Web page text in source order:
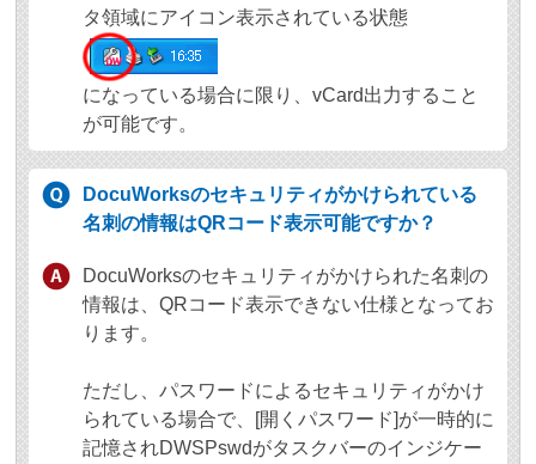
タ領域にアイコン表示されている状態
になっている場合に限り、vCard出力すること
が可能です。
DocuWorksのセキュリティがかけられている
名刺の情報はQRコード表示可能ですか？
DocuWorksのセキュリティがかけられた名刺の
情報は、QRコード表示できない仕様となってお
ります。
ただし、パスワードによるセキュリティがかけ
られている場合で、[開くパスワード]が一時的に
記憶されDWSPswdがタスクバーのインジケー